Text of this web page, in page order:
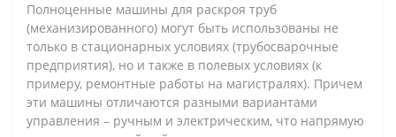
Полноценные машины для раскроя труб
(механизированного) могут быть использованы не
только в стационарных условиях (трубосварочные
предприятия), но и также в полевых условиях (к
примеру, ремонтные работы на магистралях). Причем
эти машины отличаются разными вариантами
управления – ручным и электрическим, что напрямую